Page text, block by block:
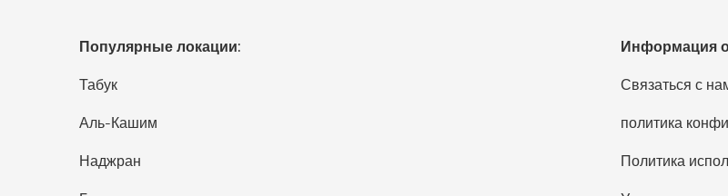
Популярные локации:
Табук
Аль-Кашим
Наджран
Информация
Связаться с
политика
Политика